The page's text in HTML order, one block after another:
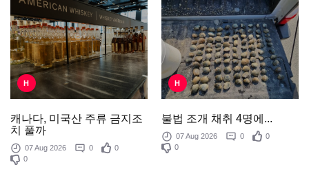
H
캐나다, 미국산 주류 금지조
치 풀까
07 Aug 2026 0
0
0
H
불법 조개 채취 4명에...
07 Aug 2026 0
0
0